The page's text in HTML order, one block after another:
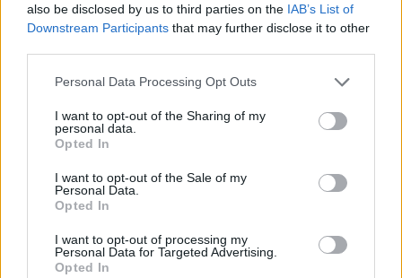
also be disclosed by us to third parties on the IAB’s List of
Downstream Participants that may further disclose it to other
Personal Data Processing Opt Outs
I want to opt-out of the Sharing of my
personal data.
Opted In
I want to opt-out of the Sale of my
Personal Data.
Opted In
I want to opt-out of processing my
Personal Data for Targeted Advertising.
Opted In
KEDVES OLVASÓNK!
A keresett cikk a portfolio.hu hírarchívumához
regisztrációhoz kötött.
Portfolio.hu teljes cikkarchívum
Kötéslisták: BÉT elmúlt 2 év napon belüli